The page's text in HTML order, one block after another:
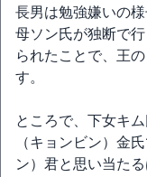
長男は勉強嫌いの
母ソン氏が独断で
られたことで、王
す。
ところで、下女キ
（キョンビン）金
ン）君と思い当た